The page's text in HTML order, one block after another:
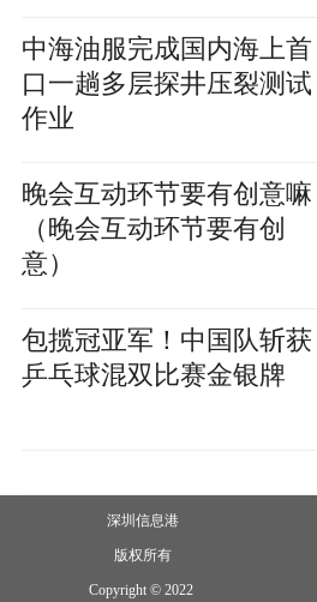
中海油服完成国内海上首
口一趟多层探井压裂测试
作业
晚会互动环节要有创意嘛
（晚会互动环节要有创
意）
包揽冠亚军！中国队斩获
乒乓球混双比赛金银牌
深圳信息港
版权所有
Copyright © 2022